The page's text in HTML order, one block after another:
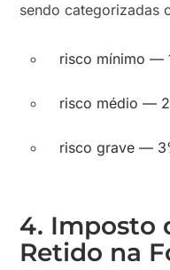
sendo categorizadas
risco mínimo —
risco médio —
risco grave —
4. Imposto
Retido na